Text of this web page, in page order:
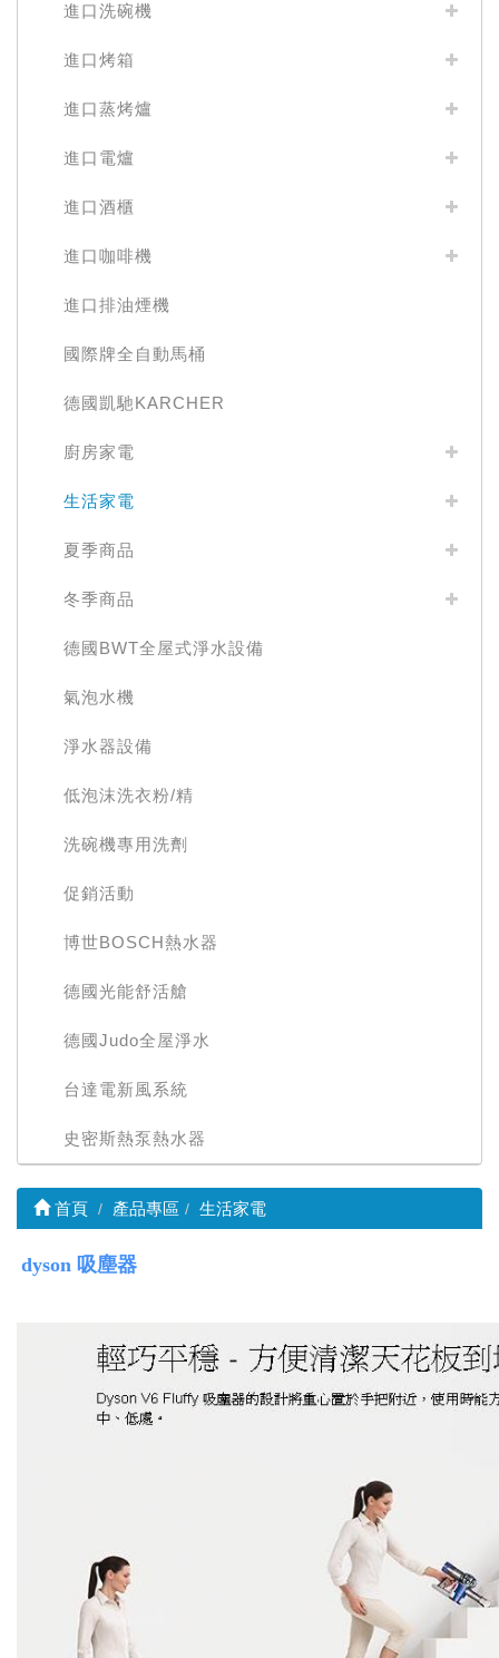
進口洗碗機
進口烤箱
進口蒸烤爐
進口電爐
進口酒櫃
進口咖啡機
進口排油煙機
國際牌全自動馬桶
德國凱馳KARCHER
廚房家電
生活家電
夏季商品
冬季商品
德國BWT全屋式淨水設備
氣泡水機
淨水器設備
低泡沫洗衣粉/精
洗碗機專用洗劑
促銷活動
博世BOSCH熱水器
德國光能舒活艙
德國Judo全屋淨水
台達電新風系統
史密斯熱泵熱水器
首頁 產品專區 生活家電
dyson 吸塵器